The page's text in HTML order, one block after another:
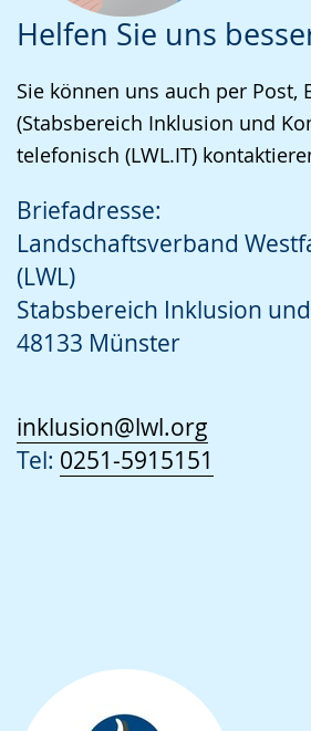
Helfen Sie uns
Sie können uns auch per Post,
(Stabsbereich Inklusion und
telefonisch (LWL.IT)
Briefadresse:
Landschaftsverband
(LWL)
Stabsbereich Inklusion
48133 Münster
inklusion@lwl.org
Tel: 0251-5915151